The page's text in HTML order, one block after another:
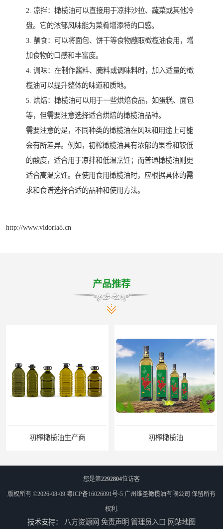
2. 凉拌：橄榄油可以直接用于凉拌沙拉、蔬菜或其他冷
盘。它的浓郁风味能为菜肴增添特的口感。
3. 蘸食：可以将面包、饼干等食物蘸取橄榄油食用，增
加食物的口感和丰富度。
4. 调味：在制作酱料、腌料或调味料时，加入适量的橄
榄油可以提升整体的味道和质地。
5. 烘焙：橄榄油可以用于一些烘焙食品，如蛋糕、面包
等，但需要注意选择适合烘焙的橄榄油品种。
需要注意的是，不同种类的橄榄油在风味和用途上可能
会有所差异。例如，初榨橄榄油具有浓郁的果香和较低
的酸度，适合用于凉拌和低温烹饪；而普通橄榄油则更
适合高温烹饪。在使用食用橄榄油时，应根据具体的需
求和食谱选择合适的品种和使用方法。
http://www.vidoria8.cn
产品推荐
初榨橄榄油生产商 初榨橄榄油
您是第2292804位访客
版权所有 ©2026-08-09 粤ICP备16026091号-5 广州维圣橄榄油有限公司 保留所有
权利.
技术支持： 八方资源网 免责声明 管理员入口 网站地图